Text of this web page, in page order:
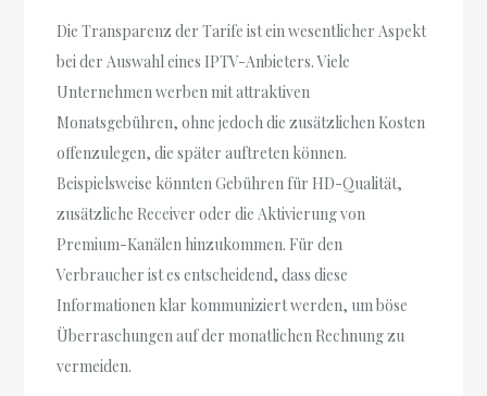
Die Transparenz der Tarife ist ein wesentlicher Aspekt
bei der Auswahl eines IPTV-Anbieters. Viele
Unternehmen werben mit attraktiven
Monatsgebühren, ohne jedoch die zusätzlichen Kosten
offenzulegen, die später auftreten können.
Beispielsweise könnten Gebühren für HD-Qualität,
zusätzliche Receiver oder die Aktivierung von
Premium-Kanälen hinzukommen. Für den
Verbraucher ist es entscheidend, dass diese
Informationen klar kommuniziert werden, um böse
Überraschungen auf der monatlichen Rechnung zu
vermeiden.